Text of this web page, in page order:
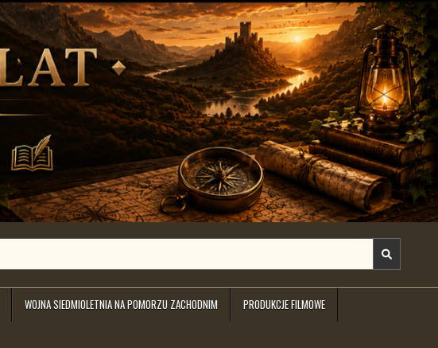
WOJNA SIEDMIOLETNIA NA POMORZU ZACHODNIM PRODUKCJE FILMOWE